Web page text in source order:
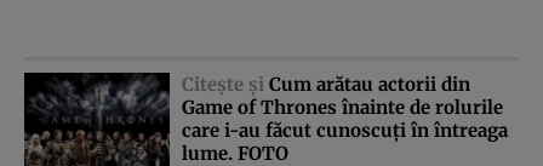
Citeşte şi Cum arătau actorii din
Game of Thrones înainte de rolurile
care i-au făcut cunoscuţi în întreaga
lume. FOTO